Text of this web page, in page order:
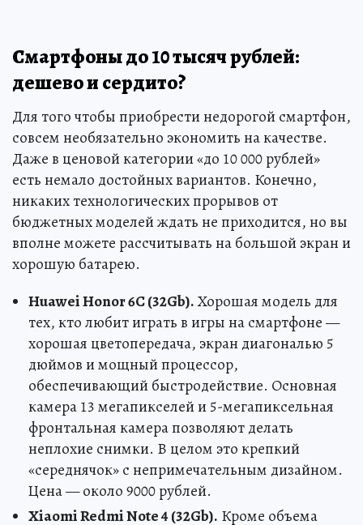
Смартфоны до 10 тысяч рублей:
дешево и сердито?
Для того чтобы приобрести недорогой смартфон,
совсем необязательно экономить на качестве.
Даже в ценовой категории «до 10 000 рублей»
есть немало достойных вариантов. Конечно,
никаких технологических прорывов от
бюджетных моделей ждать не приходится, но вы
вполне можете рассчитывать на большой экран и
хорошую батарею.
Huawei Honor 6C (32Gb).Хорошая модель для
тех, кто любит играть в игры на смартфоне —
хорошая цветопередача, экран диагональю 5
дюймов и мощный процессор,
обеспечивающий быстродействие. Основная
камера 13 мегапикселей и 5-мегапиксельная
фронтальная камера позволяют делать
неплохие снимки. В целом это крепкий
«середнячок» с непримечательным дизайном.
Цена — около 9000 рублей.
Xiaomi Redmi Note 4 (32Gb). Кроме объема